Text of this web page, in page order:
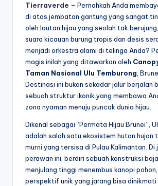
Tierraverde – Pernahkah Anda
di atas jembatan gantung yang sangat
oleh lautan hijau yang seolah tak
suara kicauan burung tropis dan desis
menjadi orkestra alami di telinga Anda?
magis inilah yang ditawarkan oleh
Taman Nasional Ulu Temburong ,
Destinasi ini bukan sekadar jalur berjalan
sebuah struktur ikonik yang membawa
zona nyaman menuju puncak dunia hijau.
Dikenal sebagai “Permata Hijau Brunei”,
adalah salah satu ekosistem hutan hujan
murni yang tersisa di Pulau Kalimantan. Di
perawan ini, berdiri sebuah konstruksi
menjulang tinggi menembus kanopi
perspektif unik yang jarang bisa dinikmati